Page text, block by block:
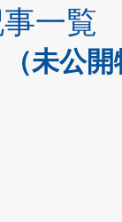
一覧
（未公